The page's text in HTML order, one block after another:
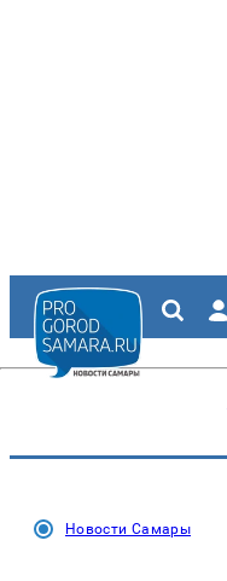
Новости Самары